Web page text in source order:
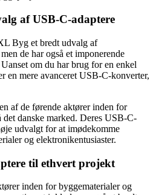
af USB-C-adaptere
Byg et bredt udvalg af
de har også et imponerende
om du har brug for en enkel
mere avanceret USB-C-konverter,
af de førende aktører inden for
danske marked. Deres USB-C-
udvalgt for at imødekomme
og elektronikentusiaster.
til ethvert projekt
inden for byggematerialer og